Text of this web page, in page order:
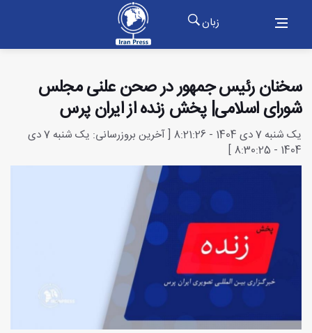
زبان
سخنان رئیس جمهور در صحن علنی مجلس
شورای اسلامی| پخش زنده از ایران پرس
یک شنبه 7 دی 1404 - 8:21:26 [ آخرین بروزرسانی: یک شنبه 7 دی
1404 - 8:30:25 ]